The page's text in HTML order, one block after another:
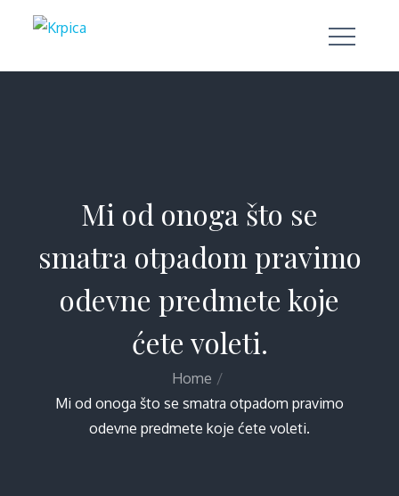
Mi od onoga što se
smatra otpadom pravimo
odevne predmete koje
ćete voleti.
Home
Mi od onoga što se smatra otpadom pravimo
odevne predmete koje ćete voleti.